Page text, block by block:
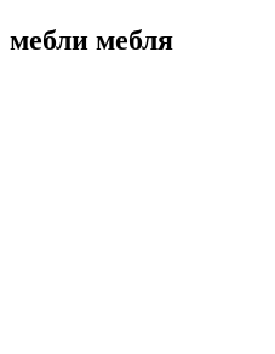
мебли мебля